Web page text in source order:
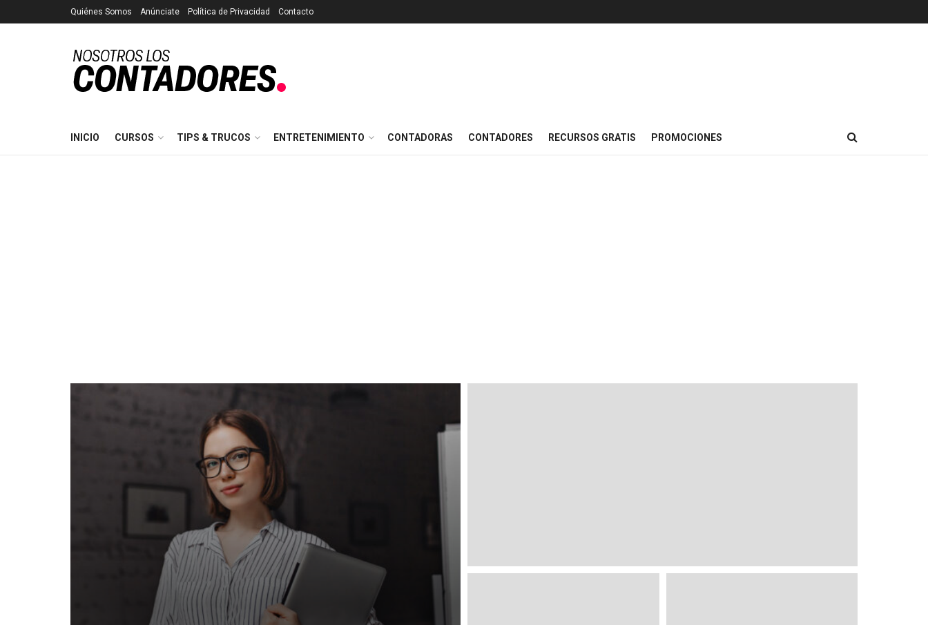
Quiénes Somos Anúnciate Política de Privacidad Contacto
INICIO CURSOS TIPS & TRUCOS ENTRETENIMIENTO CONTADORAS CONTADORES RECURSOS GRATIS PROMOCIONES